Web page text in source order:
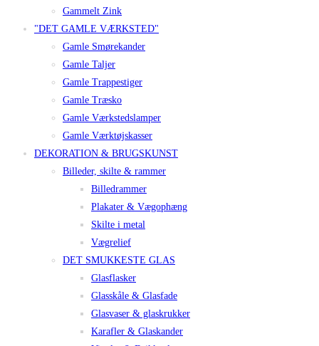
Gammelt Zink
"DET GAMLE VÆRKSTED"
Gamle Smørekander
Gamle Taljer
Gamle Trappestiger
Gamle Træsko
Gamle Værkstedslamper
Gamle Værktøjskasser
DEKORATION & BRUGSKUNST
Billeder, skilte & rammer
Billedrammer
Plakater & Vægophæng
Skilte i metal
Vægrelief
DET SMUKKESTE GLAS
Glasflasker
Glasskåle & Glasfade
Glasvaser & glaskrukker
Karafler & Glaskander